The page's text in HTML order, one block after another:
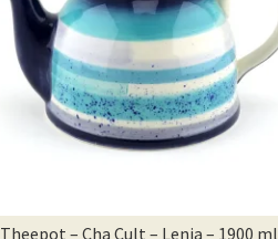
Theepot – Cha Cult – Lenja – 1900 ml